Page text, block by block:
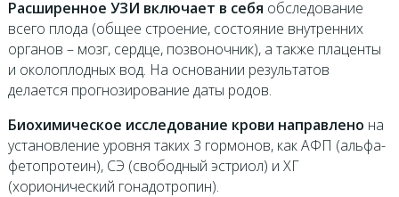
Расширенное УЗИ включает в себя обследование
всего плода (общее строение, состояние внутренних
органов – мозг, сердце, позвоночник), а также плаценты
и околоплодных вод. На основании результатов
делается прогнозирование даты родов.
Биохимическое исследование крови направлено на
установление уровня таких 3 гормонов, как АФП (альфа-
фетопротеин), СЭ (свободный эстриол) и ХГ
(хорионический гонадотропин).